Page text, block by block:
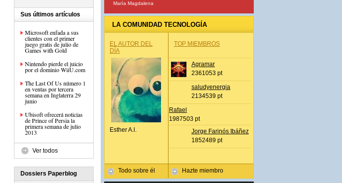
Sus últimos artículos
Microsoft enfada a sus
clientes con el primer
juego gratis de julio de
Games with Gold
Nintendo pierde el juicio
por el dominio WiiU.com
The Last Of Us número 1
en ventas por tercera
semana en Inglaterra 29
junio
Ubisoft ofrecerá noticias
de Prince of Persia la
primera semana de julio
2013
Ver todos
Dossiers Paperblog
María Magdalena
LA COMUNIDAD TECNOLOGÍA
EL AUTOR DEL
DÍA
Esther A.l.
Todo sobre él
TOP MIEMBROS
Agramar
2361053 pt
saludyenergia
2134539 pt
Rafael
1987503 pt
Jorge Farinós Ibáñez
1852489 pt
Hazte miembro